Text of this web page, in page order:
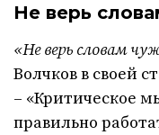
Не верь
«Не верь словам
Волчков в своей
– «Критическое
правильно